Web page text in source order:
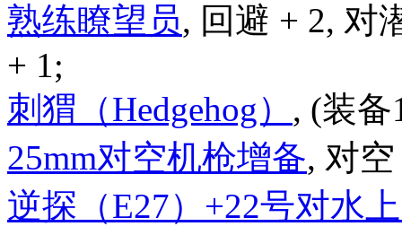
熟练瞭望员, 回避 + 2, 对
+ 1;
刺猬（Hedgehog） , (装备
25mm对空机枪增备, 对
逆探（E27）+22号对水